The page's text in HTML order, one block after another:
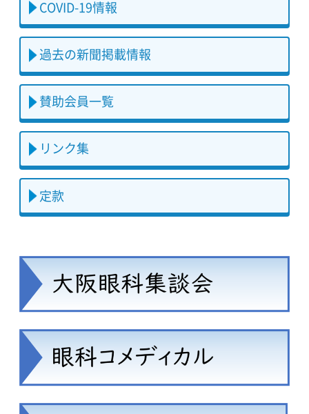
COVID-19情報
過去の新聞掲載情報
賛助会員一覧
リンク集
定款